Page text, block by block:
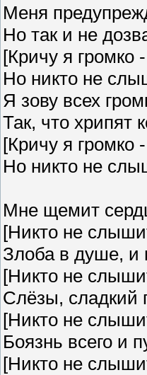
Меня
Но так и не
[Кричу я громко
Но никто не
Я зову всех
Так, что хрипят
[Кричу я громко
Но никто не
Мне щемит
[Никто не
Злоба в душе, и
[Никто не
Слёзы, сладкий
[Никто не
Боязнь всего и
[Никто не